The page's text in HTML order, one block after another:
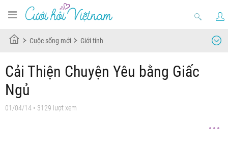
Cuộc sống mới Giới tính
Cải Thiện Chuyện Yêu bằng Giấc
Ngủ
01/04/14 • 3129 lượt xem